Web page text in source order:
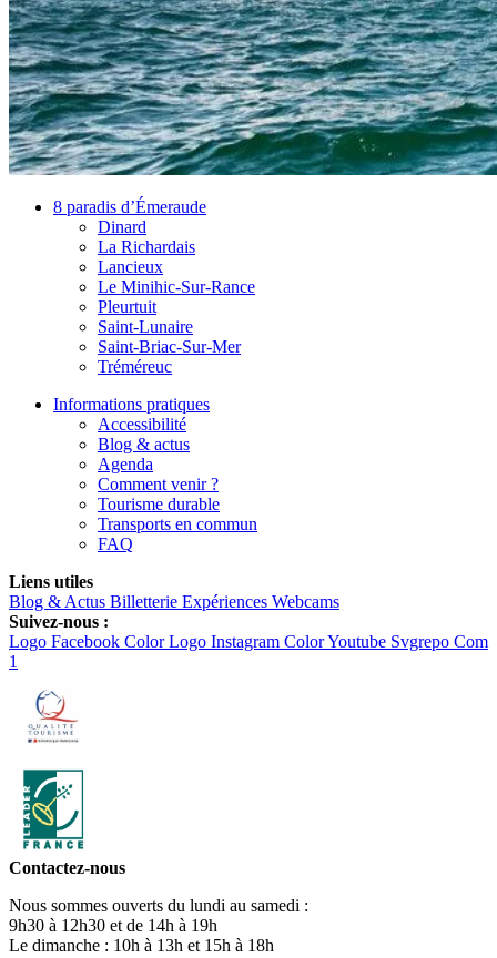
8 paradis d’Émeraude
Dinard
La Richardais
Lancieux
Le Minihic-Sur-Rance
Pleurtuit
Saint-Lunaire
Saint-Briac-Sur-Mer
Tréméreuc
Informations pratiques
Accessibilité
Blog & actus
Agenda
Comment venir ?
Tourisme durable
Transports en commun
FAQ
Liens utiles
Blog & Actus Billetterie Expériences Webcams
Suivez-nous :
Logo Facebook Color Logo Instagram ColorYoutube Svgrepo Com
1
Contactez-nous
Nous sommes ouverts du lundi au samedi :
9h30 à 12h30 et de 14h à 19h
Le dimanche : 10h à 13h et 15h à 18h